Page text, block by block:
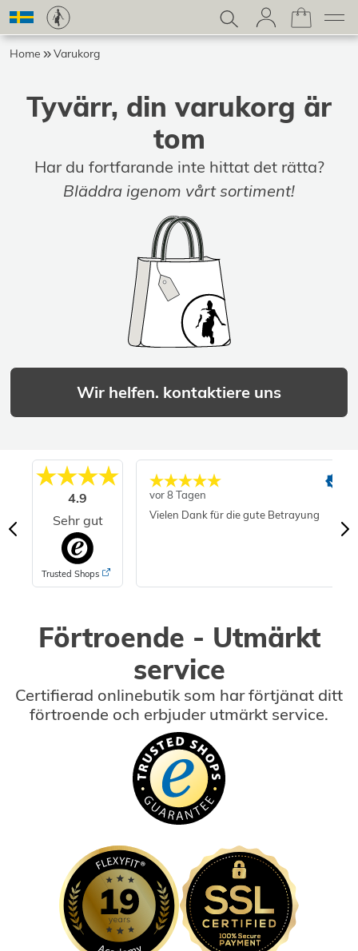
Home Varukorg
Tyvärr, din varukorg är
tom
Har du fortfarande inte hittat det rätta?
Bläddra igenom vårt sortiment!
Wir helfen. kontaktiere uns
4.9
Sehr gut
Trusted Shops
vor 8 Tagen
Vielen Dank für die gute Betrayung
Förtroende - Utmärkt
service
Certifierad onlinebutik som har förtjänat ditt
förtroende och erbjuder utmärkt service.